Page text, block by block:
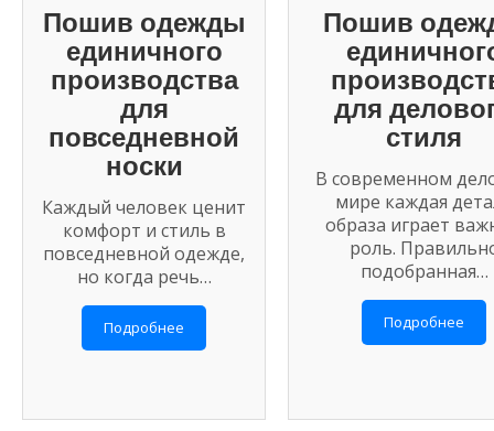
Пошив одежды
единичного
производства
для
повседневной
носки
Каждый человек ценит
комфорт и стиль в
повседневной одежде,
но когда речь…
Подробнее
Пошив
для
стиля
В современном
мире каждая
образа играет
роль.
подобранная…
Подробнее